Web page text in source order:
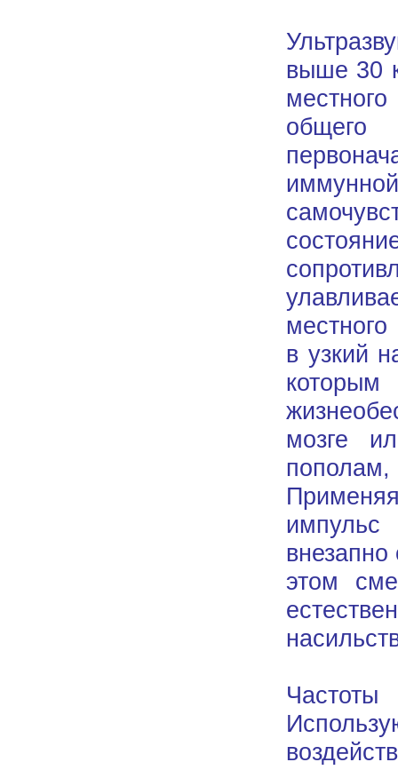
выше 30
общего
в узкий
мозге
этом